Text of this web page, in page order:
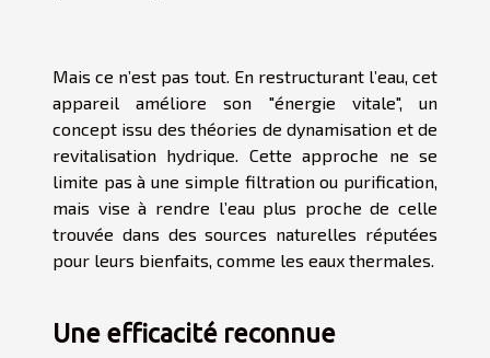
Mais ce n’est pas tout. En restructurant l’eau, cet
appareil améliore son "énergie vitale", un
concept issu des théories de dynamisation et de
revitalisation hydrique. Cette approche ne se
limite pas à une simple filtration ou purification,
mais vise à rendre l’eau plus proche de celle
trouvée dans des sources naturelles réputées
pour leurs bienfaits, comme les eaux thermales.
Une efficacité reconnue